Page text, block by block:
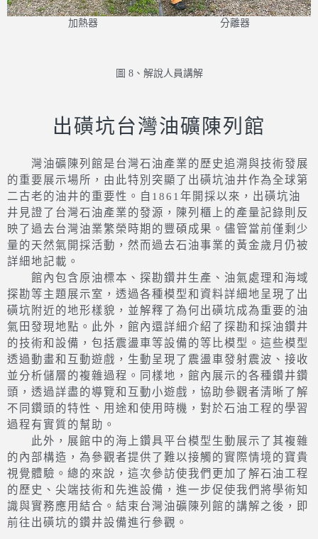
加熱器 分離器
圖 8、解說人員講解
出磺坑台灣油礦陳列館
灣油礦陳列館是台灣石油產業的歷史追溯與技術發展
的重要展示場所，由此特別突顯了出磺坑油井作為全球第
二古老的油井的重要性。自1861年開採以來，出磺坑油
井見證了台灣石油產業的發源，陳列櫃上的產量記錄則反
映了過去台灣油業繁榮時期的豐碩成果。儘管當前僅剩少
量的天然氣開採活動，然而過去石油事業的黃金歲月仍被
詳細地記載。
館內包含原油標本、探勘鑽井生產、油氣處理和海域
探勘等主題展示室，透過各種模型和資料詳細地呈現了出
磺坑附近的地形樣貌，並解釋了為何出磺坑成為重要的油
氣田發現地點。此外，館內還詳細介紹了探勘和採油鑽井
的技術和設備，包括震盪車等設備的等比模型。這些模型
透過動畫和互動遊戲，生動呈現了震盪車發射震波、接收
並分析儲層的複雜過程。同樣地，館內展示的各種鑽井鑽
頭，透過詳盡的導覽和互動小遊戲，協助參觀者清晰了解
不同鑽頭的特性、用途和使用時機，對於石油工程的學習
過程有實質的幫助。
此外，展館中的海上鑽具平台模型生動展示了其複雜
的內部構造，為參觀者提供了難以接觸的實際情境的寶貴
視覺體驗。總的來說，這次參訪使我們更加了解石油工程
的歷史、尖端技術和先進設備，進一步促使我們將學術知
識與實務應用結合。結束台灣油礦陳列館的講解之後，即
前往出磺坑的鑽井設備進行參觀。